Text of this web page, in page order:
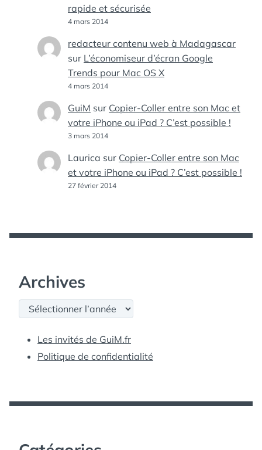
rapide et sécurisée
4 mars 2014
redacteur contenu web à Madagascar
sur L’économiseur d’écran Google
Trends pour Mac OS X
4 mars 2014
GuiM sur Copier-Coller entre son Mac et
votre iPhone ou iPad ? C’est possible !
3 mars 2014
Laurica sur Copier-Coller entre son Mac
et votre iPhone ou iPad ? C’est possible !
27 février 2014
Archives
Archives
Les invités de GuiM.fr
Politique de confidentialité